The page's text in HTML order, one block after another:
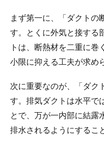
まず第一に、「ダクトの
す。とくに外気と接する
トは、断熱材を二重に
小限に抑える工夫が求め
次に重要なのが、「ダク
す。排気ダクトは水平で
とで、万が一内部に結露
排水されるようにするこ